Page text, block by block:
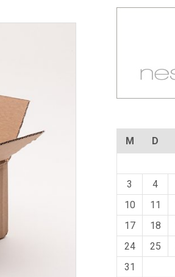
M D
3
4
10
11
17
18
24
25
31